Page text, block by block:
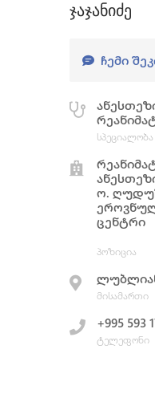
ჯაჯანიძე
ᲩᲔᲛᲘ
სპეციალობა
ო.
ცენტრი
პოზიცია
მისამართი
+995 593
ტელეფონი